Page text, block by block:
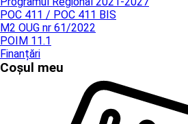
POC 411 / POC 411 BIS
M2 OUG nr 61/2022
POIM 11.1
Finanțări
Coșul meu